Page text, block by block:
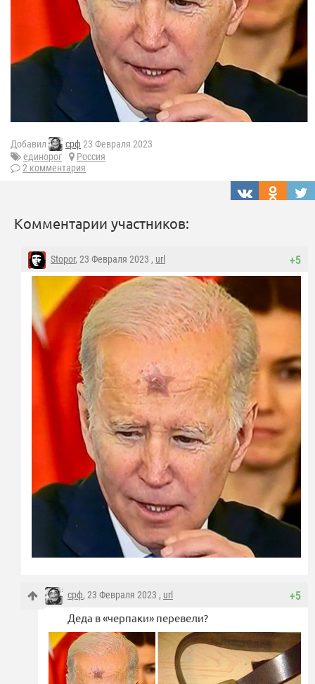
Добавил срф 23 Февраля 2023
единорог
Россия
2 комментария
Комментарии участников:
+5
Stopor, 23 Февраля 2023 , url
+5
срф, 23 Февраля 2023 , url
Деда в «черпаки» перевели?